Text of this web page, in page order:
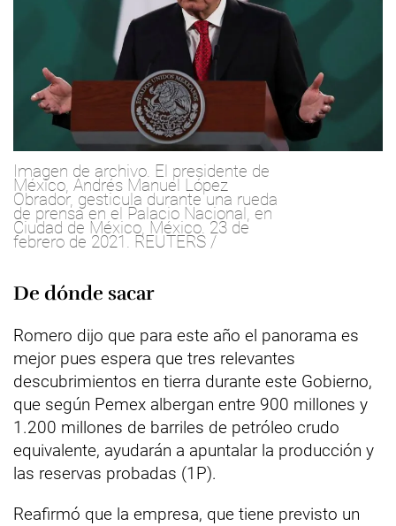
Imagen de archivo. El presidente de
México, Andrés Manuel López
Obrador, gesticula durante una rueda
de prensa en el Palacio Nacional, en
Ciudad de México, México. 23 de
febrero de 2021. REUTERS /
De dónde sacar
Romero dijo que para este año el panorama es
mejor pues espera que tres relevantes
descubrimientos en tierra durante este Gobierno,
que según Pemex albergan entre 900 millones y
1.200 millones de barriles de petróleo crudo
equivalente, ayudarán a apuntalar la producción y
las reservas probadas (1P).
Reafirmó que la empresa, que tiene previsto un